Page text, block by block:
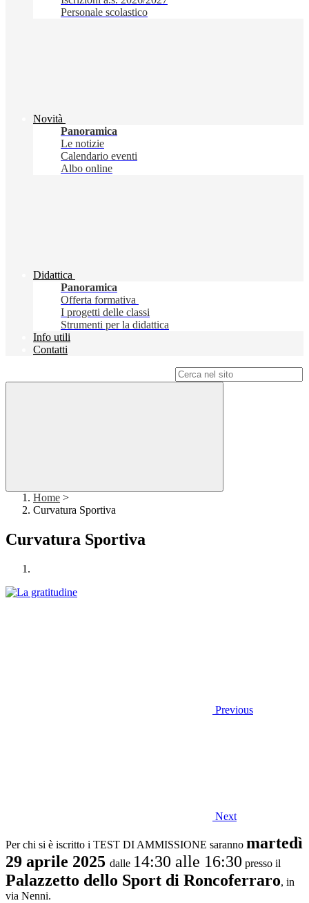
Personale scolastico
Novità
Panoramica
Le notizie
Calendario eventi
Albo online
Didattica
Panoramica
Offerta formativa
I progetti delle classi
Strumenti per la didattica
Info utili
Contatti
Home >
Curvatura Sportiva
Curvatura Sportiva
Previous
Next
Per chi si è iscritto i TEST DI AMMISSIONE saranno martedì
29 aprile 2025 dalle 14:30 alle 16:30 presso il
Palazzetto dello Sport di Roncoferraro, in
via Nenni.